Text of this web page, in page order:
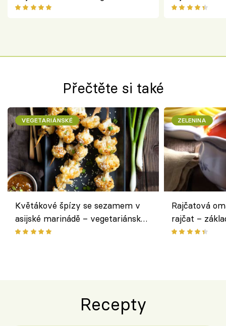
chuťovka z grilu
Přečtěte si také
VEGETARIÁNSKÉ
Květákové špízy se sezamem v
asijské marinádě – vegetariánská
chuťovka z grilu
ZELENINA
Rajčatová
rajčat –
Recepty